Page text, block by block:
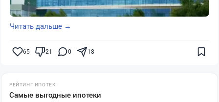
Читать дальше →
65 21 0 18
РЕЙТИНГ ИПОТЕК
Самые выгодные ипотеки